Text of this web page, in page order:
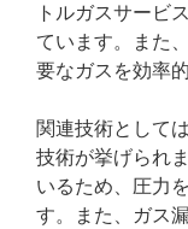
トルガスサービ
ています。また
要なガスを効率
関連技術として
技術が挙げられ
いるため、圧力
す。また、ガス